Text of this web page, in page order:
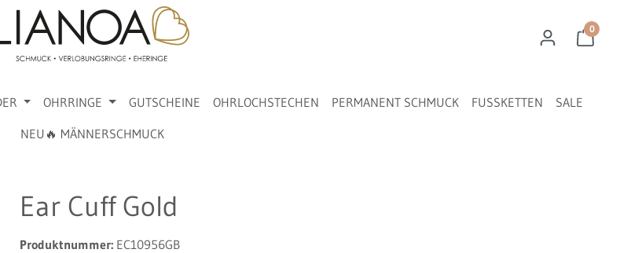
0
OHRRINGE GUTSCHEINE OHRLOCHSTECHEN PERMANENT SCHMUCK FUSSKETTEN
SALE
NEU🔥 MÄNNERSCHMUCK
Ear Cuff Gold
Produktnummer: EC10956GB